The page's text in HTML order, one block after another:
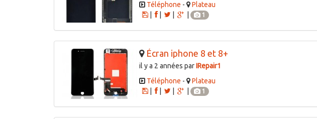
Téléphone -
Plateau
|
1
Écran iphone 8 et 8+
il y a 2 années parIRepair1
Téléphone -
Plateau
|
1